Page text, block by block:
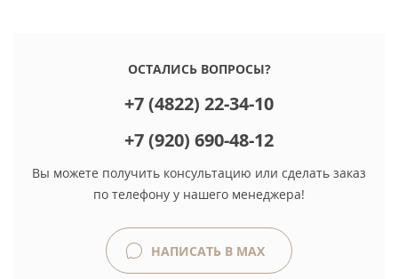
ОСТАЛИСЬ ВОПРОСЫ?
+7 (4822) 22-34-10
+7 (920) 690-48-12
Вы можете получить консультацию или сделать заказ
по телефону у нашего менеджера!
НАПИСАТЬ В MAX